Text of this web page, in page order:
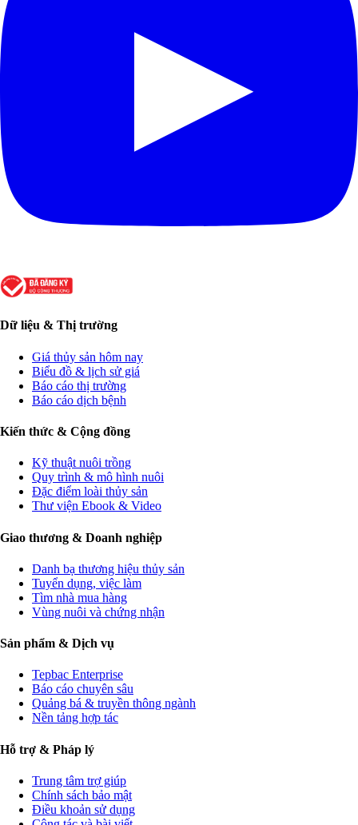
Dữ liệu & Thị trường
Giá thủy sản hôm nay
Biểu đồ & lịch sử giá
Báo cáo thị trường
Báo cáo dịch bệnh
Kiến thức & Cộng đồng
Kỹ thuật nuôi trồng
Quy trình & mô hình nuôi
Đặc điểm loài thủy sản
Thư viện Ebook & Video
Giao thương & Doanh nghiệp
Danh bạ thương hiệu thủy sản
Tuyển dụng, việc làm
Tìm nhà mua hàng
Vùng nuôi và chứng nhận
Sản phẩm & Dịch vụ
Tepbac Enterprise
Báo cáo chuyên sâu
Quảng bá & truyền thông ngành
Nền tảng hợp tác
Hỗ trợ & Pháp lý
Trung tâm trợ giúp
Chính sách bảo mật
Điều khoản sử dụng